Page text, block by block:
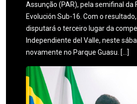
Assunção (PAR), pela semifinal da
Evolución Sub-16. Com o
disputará o terceiro lugar da
Independiente del Valle, neste
novamente no Parque Guasu. […]